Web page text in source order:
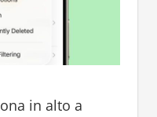
in alto a